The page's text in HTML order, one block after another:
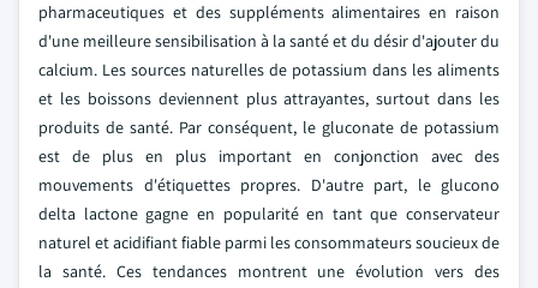
pharmaceutiques et des suppléments alimentaires en raison
d'une meilleure sensibilisation à la santé et du désir d'ajouter du
calcium. Les sources naturelles de potassium dans les aliments
et les boissons deviennent plus attrayantes, surtout dans les
produits de santé. Par conséquent, le gluconate de potassium
est de plus en plus important en conjonction avec des
mouvements d'étiquettes propres. D'autre part, le glucono
delta lactone gagne en popularité en tant que conservateur
naturel et acidifiant fiable parmi les consommateurs soucieux de
la santé. Ces tendances montrent une évolution vers des